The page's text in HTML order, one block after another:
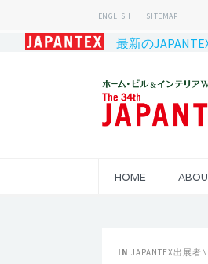
ENGLISH SITEMAP
最新の
HOME
IN JAPANTEX出展者